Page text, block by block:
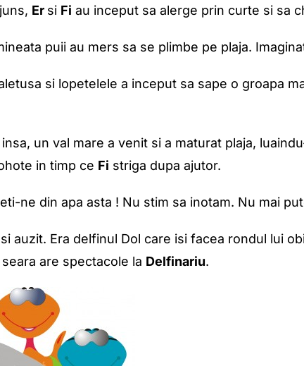
Er si Fi au inceput sa alerge prin curte si sa
puii au mers sa se plimbe pe plaja.
si lopetelele a inceput sa sape o groapa
un val mare a venit si a maturat plaja,
in timp ce Fi striga dupa ajutor.
ne din apa asta ! Nu stim sa inotam. Nu mai
auzit. Era delfinul Dol care isi facea rondul lui
are spectacole la Delfinariu.